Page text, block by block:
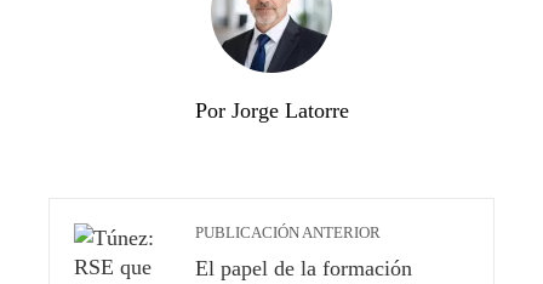
Por Jorge Latorre
PUBLICACIÓN ANTERIOR
El papel de la formación